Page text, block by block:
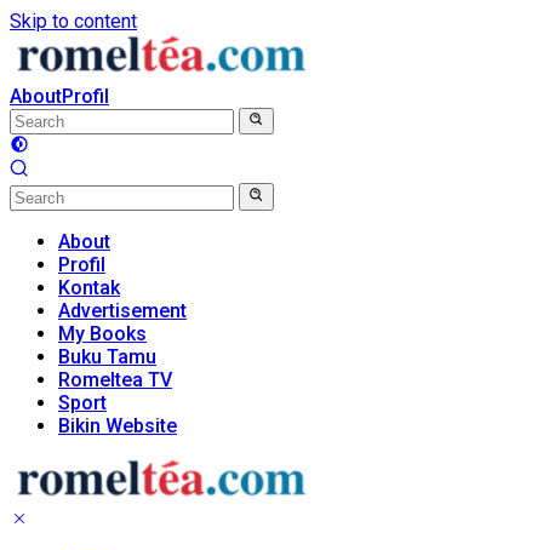
Skip to content
AboutProfil
About
Profil
Kontak
Advertisement
My Books
Buku Tamu
Romeltea TV
Sport
Bikin Website